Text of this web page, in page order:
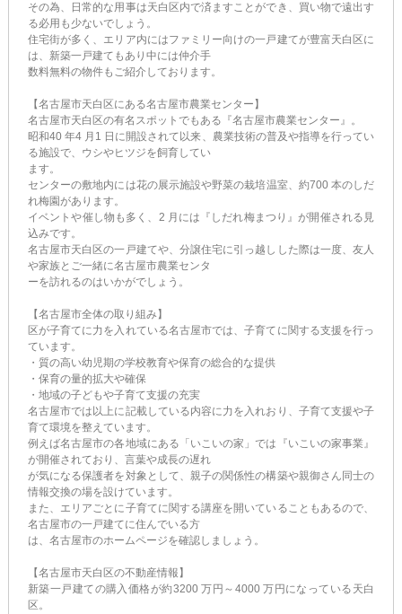
その為、日常的な用事は天白区内で済ますことができ、買い物で遠出す
る必用も少ないでしょう。
住宅街が多く、エリア内にはファミリー向けの一戸建てが豊富天白区に
は、新築一戸建てもあり中には仲介手
数料無料の物件もご紹介しております。
【名古屋市天白区にある名古屋市農業センター】
名古屋市天白区の有名スポットでもある『名古屋市農業センター』。
昭和40 年4 月1 日に開設されて以来、農業技術の普及や指導を行ってい
る施設で、ウシやヒツジを飼育してい
ます。
センターの敷地内には花の展示施設や野菜の栽培温室、約700 本のしだ
れ梅園があります。
イベントや催し物も多く、2 月には『しだれ梅まつり』が開催される見
込みです。
名古屋市天白区の一戸建てや、分譲住宅に引っ越しした際は一度、友人
や家族とご一緒に名古屋市農業センタ
ーを訪れるのはいかがでしょう。
【名古屋市全体の取り組み】
区が子育てに力を入れている名古屋市では、子育てに関する支援を行っ
ています。
・質の高い幼児期の学校教育や保育の総合的な提供
・保育の量的拡大や確保
・地域の子どもや子育て支援の充実
名古屋市では以上に記載している内容に力を入れおり、子育て支援や子
育て環境を整えています。
例えば名古屋市の各地域にある「いこいの家」では『いこいの家事業』
が開催されており、言葉や成長の遅れ
が気になる保護者を対象として、親子の関係性の構築や親御さん同士の
情報交換の場を設けています。
また、エリアごとに子育てに関する講座を開いていることもあるので、
名古屋市の一戸建てに住んでいる方
は、名古屋市のホームページを確認しましょう。
【名古屋市天白区の不動産情報】
新築一戸建ての購入価格が約3200 万円～4000 万円になっている天白
区。